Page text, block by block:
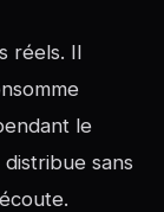
réels. Il
le
sans